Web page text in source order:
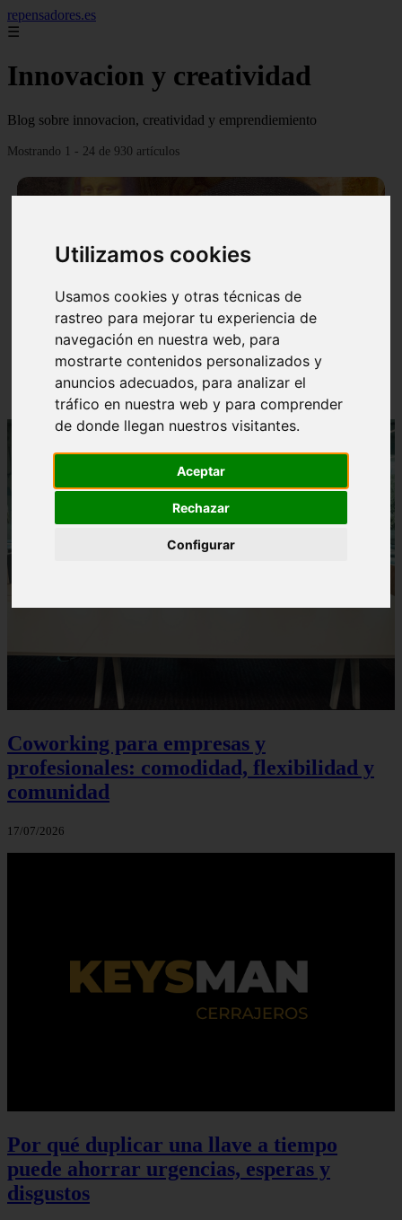
Utilizamos cookies
Usamos cookies y otras técnicas de
rastreo para mejorar tu experiencia de
navegación en nuestra web, para
mostrarte contenidos personalizados y
anuncios adecuados, para analizar el
tráfico en nuestra web y para comprender
de donde llegan nuestros visitantes.
Aceptar
Rechazar
Configurar
repensadores.es
☰
Innovacion y creatividad
Blog sobre innovacion, creatividad y emprendiemiento
Mostrando 1 - 24 de 930 artículos
La tecnica de creatividad Da Vinci
Coworking para empresas y
profesionales: comodidad, flexibilidad y
comunidad
17/07/2026
Por qué duplicar una llave a tiempo
puede ahorrar urgencias, esperas y
disgustos